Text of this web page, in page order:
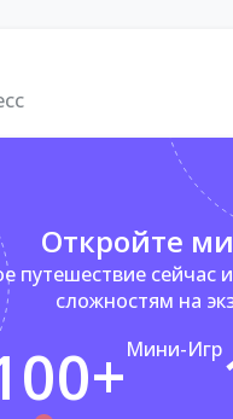
Откройте
путешествие сейчас
сложностям на
Мини-Игр